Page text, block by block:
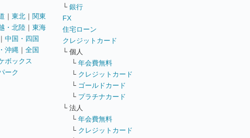
｜ 東北 ｜ 関東
・北陸 ｜ 東海
｜ 中国・四国
沖縄 ｜ 全国
ボックス
ーク
└ 銀行
FX
住宅ローン
クレジットカード
└ 個人
└ 年会費無料
└ クレジットカード
└ ゴールドカード
└ プラチナカード
└ 法人
└ 年会費無料
└ クレジットカード